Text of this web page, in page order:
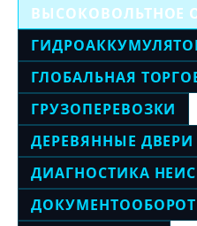
ВЫСОКОВОЛЬТНОЕ
ГЛОБАЛЬНАЯ
ГРУЗОПЕРЕВОЗКИ
ДЕРЕВЯННЫЕ ДВЕРИ
ДИАГНОСТИКА
ДОКУМЕНТООБОРОТ